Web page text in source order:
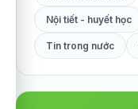
Nội tiết - huyết học
Tin trong nước